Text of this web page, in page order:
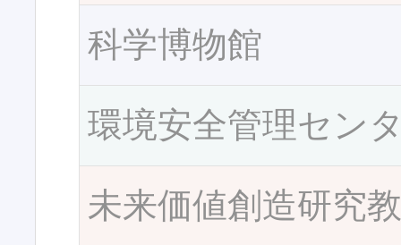
科学博物館
環境安全管理セン
未来価値創造研究